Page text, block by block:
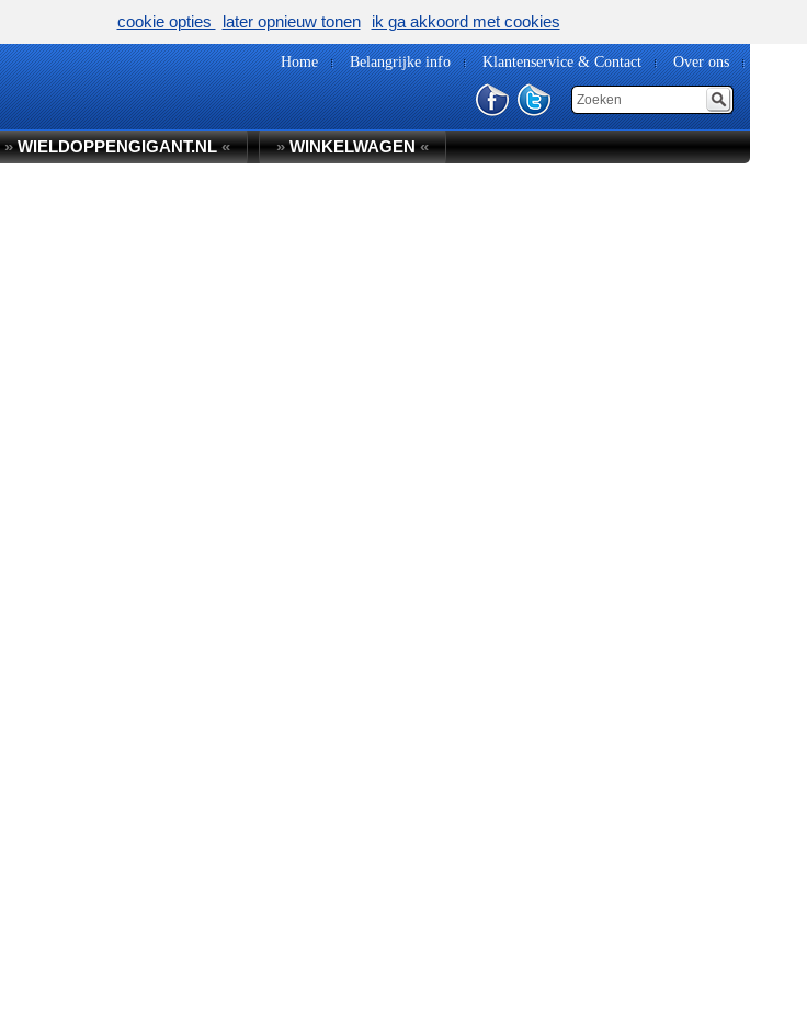
Home Belangrijke info Klantenservice & Contact Over ons
»WIELDOPPENGIGANT.NL« »WINKELWAGEN«
cookie opties later opnieuw tonen ik ga akkoord met cookies